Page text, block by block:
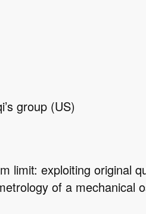
group (US)
limit: exploiting original
of a mechanical